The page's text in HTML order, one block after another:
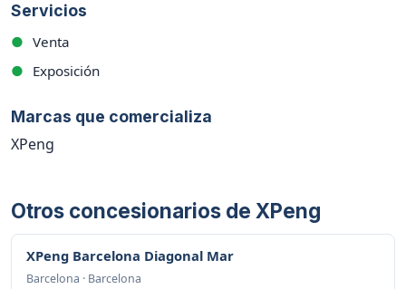
Servicios
● Venta
● Exposición
Marcas que comercializa
XPeng
Otros concesionarios de XPeng
XPeng Barcelona Diagonal Mar
Barcelona · Barcelona